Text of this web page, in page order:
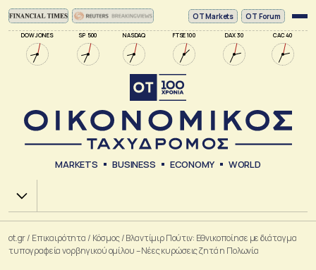
DOW JONES SP 500 NASDAQ FTSE 100 DAX 30 CAC 40
ΟΤ Markets OT Forum
MARKETS BUSINESS ECONOMY WORLD
Χ.Α.
ot.gr/ Επικαιρότητα / Κόσμος/Βλαντίμιρ Πούτιν: Εθνικοποίησε με διάταγμα
τυπογραφεία νορβηγικού ομίλου – Νέες κυρώσεις ζητά η Πολωνία